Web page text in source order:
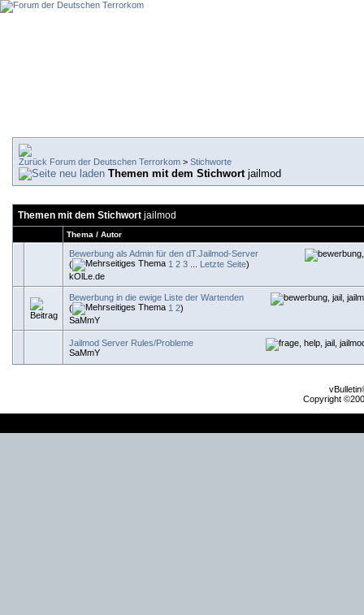
Forum der Deutschen Terrorkom > Stichworte
Themen mit dem Stichwort jailmod
Themen mit dem Stichwort jailmod
Thema / Autor
Bewerbung als Admin für den dT.Jailmod-Server
(
1 2 3 Letzte Seite)
kOlLe.de
Bewerbung in die ewige Liste der Wartenden
(
1 2)
SaMmY
Jailmod Server Rules/Probleme
SaMmY
Copyright